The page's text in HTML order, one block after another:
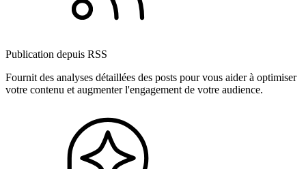
Publication depuis RSS
Fournit des analyses détaillées des posts pour vous aider à optimiser
votre contenu et augmenter l'engagement de votre audience.